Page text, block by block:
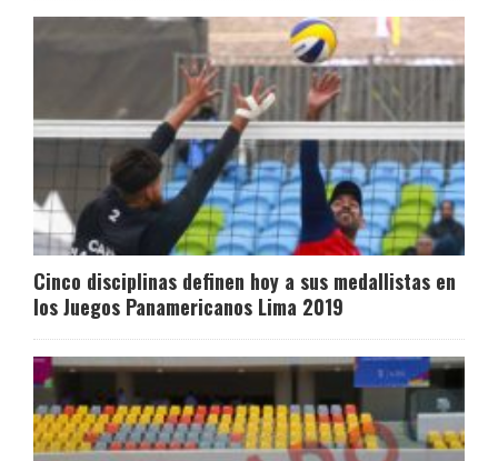
Cinco disciplinas definen hoy a sus medallistas en
los Juegos Panamericanos Lima 2019